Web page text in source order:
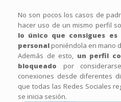
No son pocos los casos de
hacer uso de un mismo perfil
lo único que consigues
personal poniéndola en mano
Además de esto, un perfil
bloqueado por
conexiones desde diferentes
que todas las Redes Sociales
se inicia sesión.